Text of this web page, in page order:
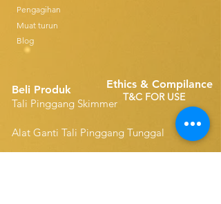
Pengagihan
Muat turun
Blog
Beli Produk
Tali Pinggang Skimmer
Ethics & Compilance
T&C FOR USE
Alat Ganti Tali Pinggang Tunggal